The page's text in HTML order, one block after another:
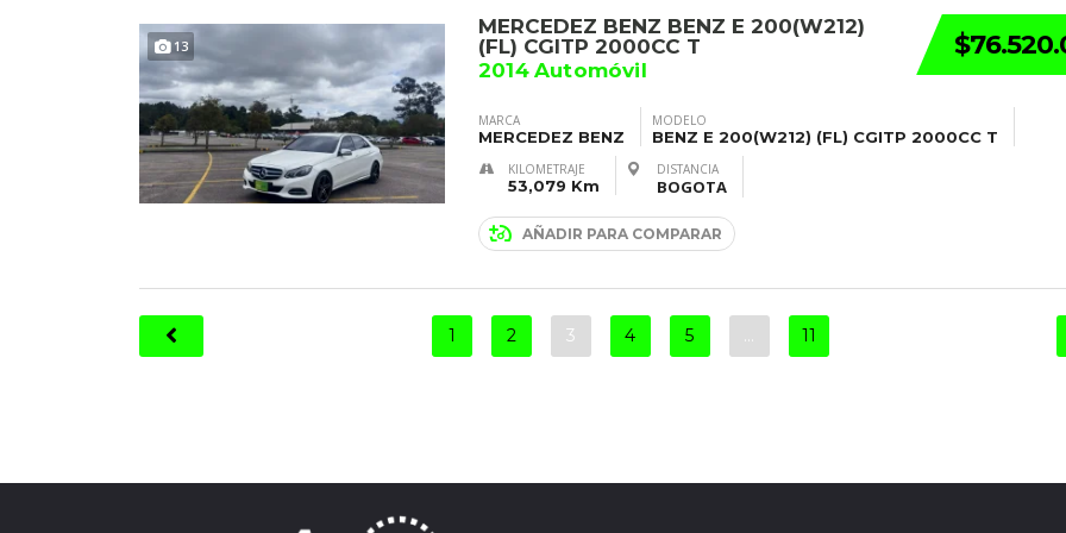
13
MERCEDEZ BENZ BENZ E 200(W212)
(FL) CGITP 2000CC T
2014 Automóvil
MARCA
MERCEDEZ BENZ
MODELO
BENZ E 200(W212) (FL) CGITP 2000CC T
KILOMETRAJE
53,079 Km
DISTANCIA
BOGOTA
AÑADIR PARA COMPARAR
1 2 3 4 5 … 11